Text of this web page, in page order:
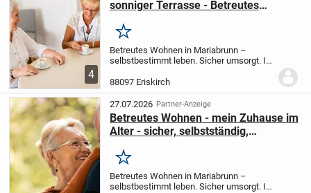
4
sonniger Terrasse - Betreutes
AlterMerken
Betreutes Wohnen in Mariabrunn –
selbstbestimmt leben. Sicher umsorgt. In
entstehen zwei attraktive Wohnhäuser
mit insgesamt 17 modernen 2-Zimmer-
Wohnungen für...
88097 Eriskirch
27.07.2026 Partner-Anzeige
Betreutes Wohnen - mein Zuhause im
Alter - sicher, selbstständig,
Wohnung
Merken
Betreutes Wohnen in Mariabrunn –
selbstbestimmt leben. Sicher umsorgt. In